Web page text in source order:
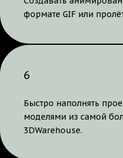
формате GIF или
6
Быстро наполнять
моделями из самой
3DWarehouse.